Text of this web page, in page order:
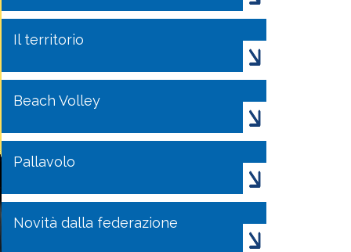
Il territorio
Beach Volley
Pallavolo
Novità dalla federazione